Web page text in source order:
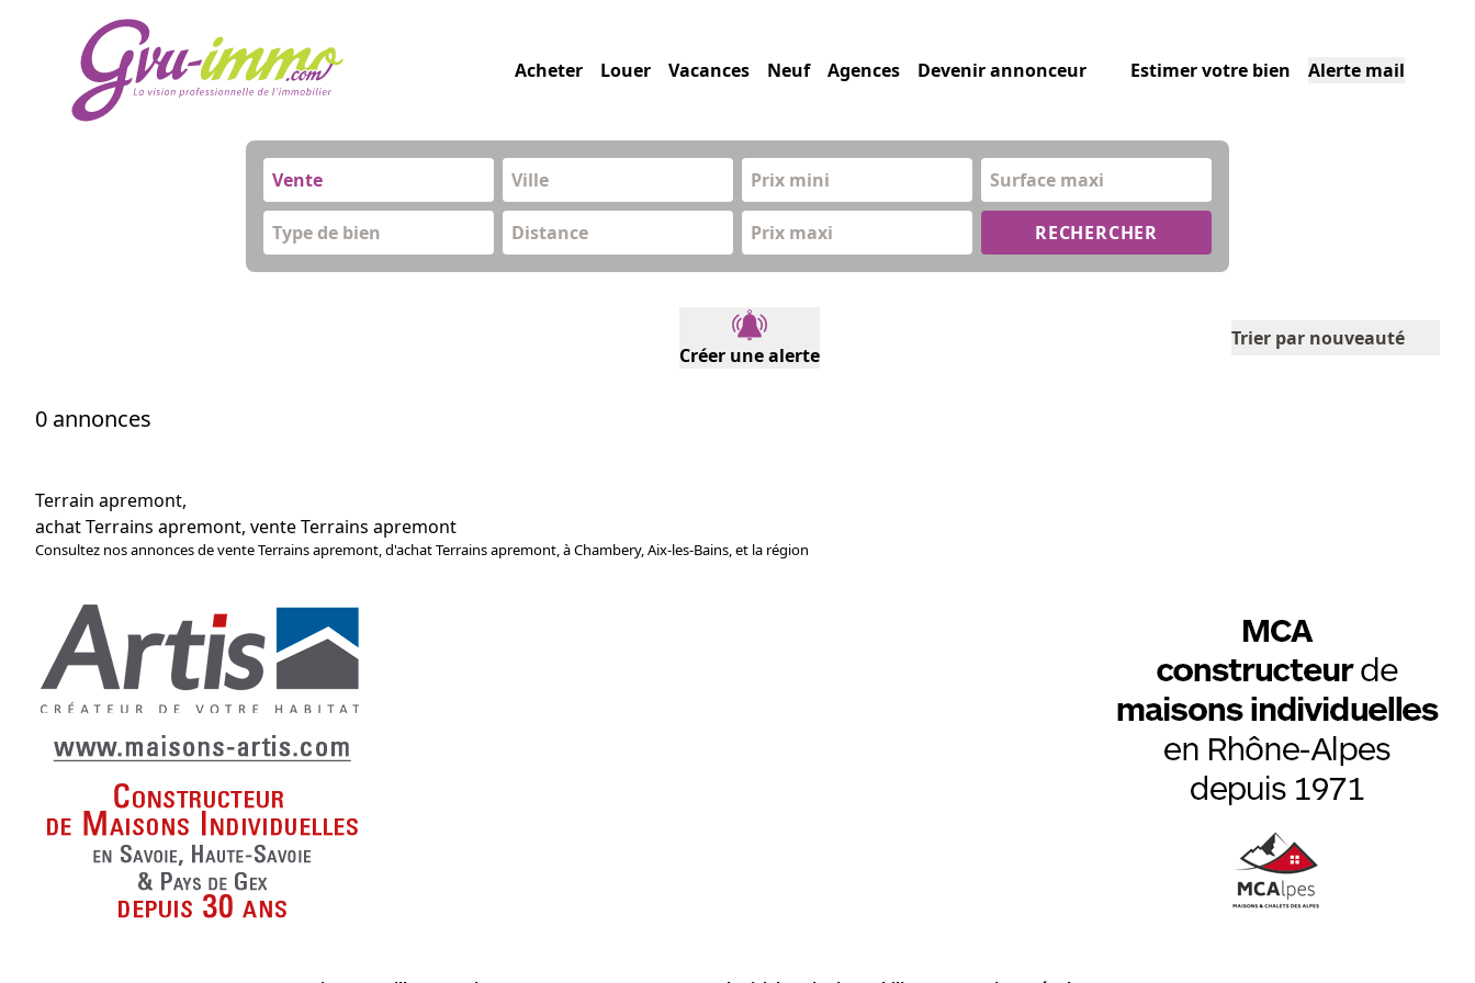
Acheter Louer Vacances Neuf Agences Devenir annonceur Estimer votre bien Alerte mail
Vente
Type de bien Distance
Prix mini
Prix maxi
Surface maxi
RECHERCHER
Créer une alerte
Trier par nouveauté
0 annonces
Terrain apremont,
achat Terrains apremont, vente Terrains apremont
Consultez nos annonces de vente Terrains apremont, d'achat Terrains apremont, à Chambery, Aix-les-Bains, et la région